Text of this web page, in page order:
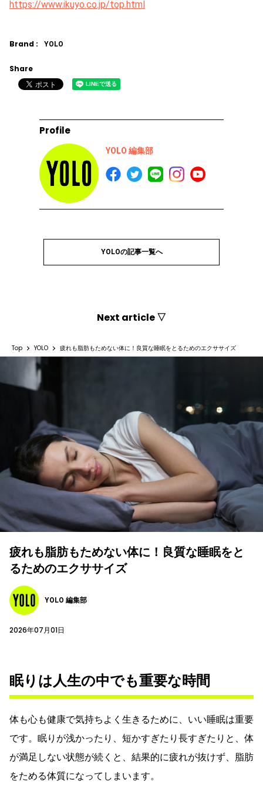
https://www.ikuyo.co.jp/top.html
Brand : YOLO
Share
Profile
YOLO 編集部
YOLOの記事一覧へ
Next article ▽
Top YOLO 疲れも脂肪もためない体に！良質な睡眠をとるためのエクササイズ
疲れも脂肪もためない体に！良質な睡眠をと
るためのエクササイズ
YOLO 編集部
2026年07月01日
眠りは人生の中でも重要な時間
体も心も健康で気持ちよく生きるために、いい睡眠は重要
です。眠りが浅かったり、短かすぎたり長すぎたりと、体
が満足しない状態が続くと、結果的に疲れが抜けず、脂肪
をためる体質になってしまいます。